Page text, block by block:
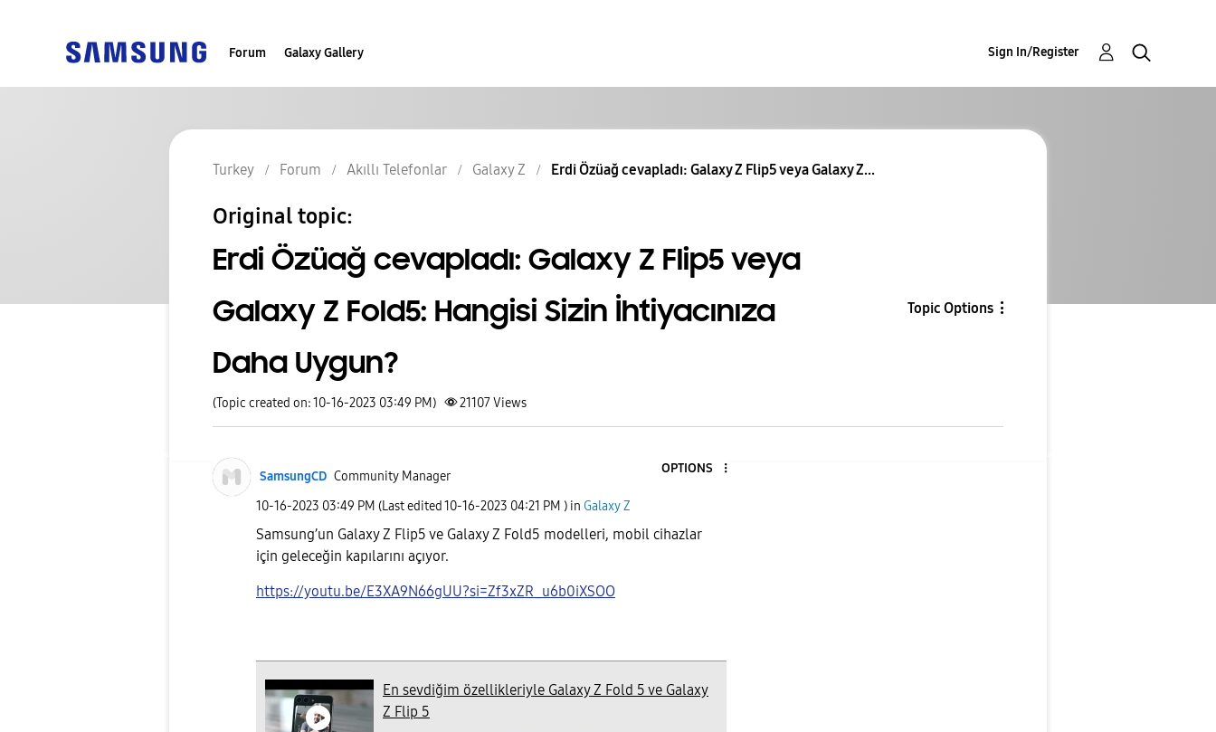
Forum Galaxy Gallery Sign In/Register
Turkey Forum Akıllı Telefonlar Galaxy Z Erdi Özüağ cevapladı: Galaxy Z Flip5 veya Galaxy Z...
Original topic:
Erdi Özüağ cevapladı: Galaxy Z Flip5 veya
Galaxy Z Fold5: Hangisi Sizin İhtiyacınıza
Daha Uygun?
Topic Options
(Topic created on: 10-16-2023 03:49 PM) 21107Views
SamsungCD Community Manager
OPTIONS
‎10-16-2023 03:49 PM (Last edited ‎10-16-2023 04:21 PM ) in Galaxy Z
Samsung’un Galaxy Z Flip5 ve Galaxy Z Fold5 modelleri, mobil cihazlar
için geleceğin kapılarını açıyor.
https://youtu.be/E3XA9N66gUU?si=Zf3xZR_u6b0iXSOO
En sevdiğim özellikleriyle Galaxy Z Fold 5 ve Galaxy
Z Flip 5